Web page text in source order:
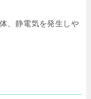
、静電気を発生しや